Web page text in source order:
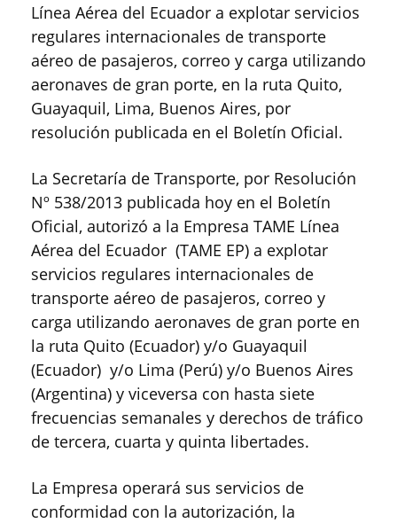
Línea Aérea del Ecuador a explotar servicios
regulares internacionales de transporte
aéreo de pasajeros, correo y carga utilizando
aeronaves de gran porte, en la ruta Quito,
Guayaquil, Lima, Buenos Aires, por
resolución publicada en el Boletín Oficial.
La Secretaría de Transporte, por Resolución
Nº 538/2013 publicada hoy en el Boletín
Oficial, autorizó a la Empresa TAME Línea
Aérea del Ecuador (TAME EP) a explotar
servicios regulares internacionales de
transporte aéreo de pasajeros, correo y
carga utilizando aeronaves de gran porte en
la ruta Quito (Ecuador) y/o Guayaquil
(Ecuador) y/o Lima (Perú) y/o Buenos Aires
(Argentina) y viceversa con hasta siete
frecuencias semanales y derechos de tráfico
de tercera, cuarta y quinta libertades.
La Empresa operará sus servicios de
conformidad con la autorización, la